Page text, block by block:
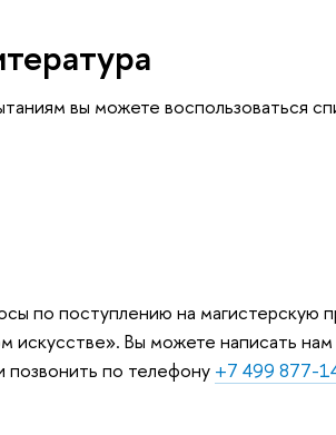
вы можете воспользоваться
по поступлению на магистерскую
искусстве». Вы можете написать
позвонить по телефону +7 499 877-